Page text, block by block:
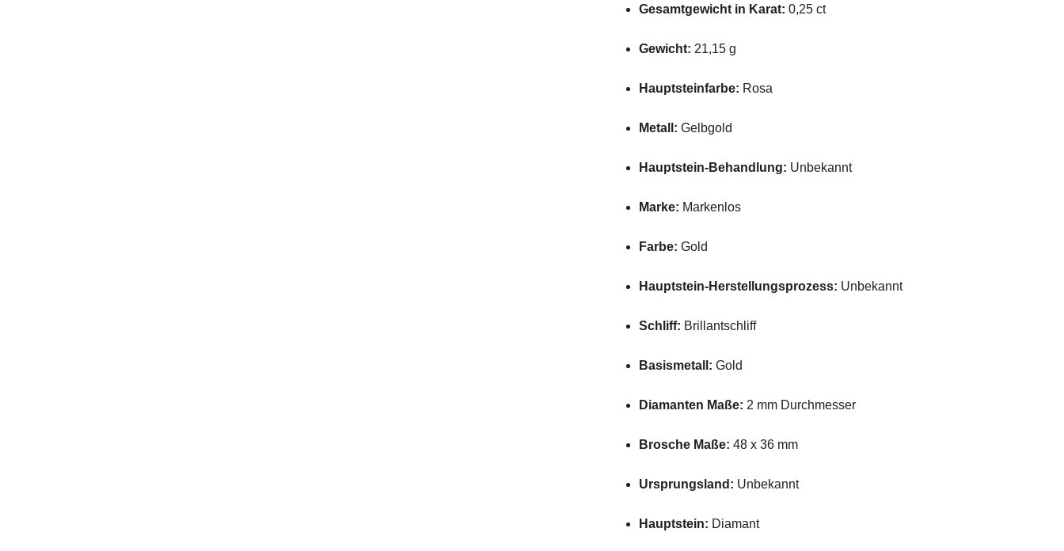
Gesamtgewicht in Karat: 0,25 ct
Gewicht: 21,15 g
Hauptsteinfarbe: Rosa
Metall: Gelbgold
Hauptstein-Behandlung: Unbekannt
Marke: Markenlos
Farbe: Gold
Hauptstein-Herstellungsprozess: Unbekannt
Schliff: Brillantschliff
Basismetall: Gold
Diamanten Maße: 2 mm Durchmesser
Brosche Maße: 48 x 36 mm
Ursprungsland: Unbekannt
Hauptstein: Diamant